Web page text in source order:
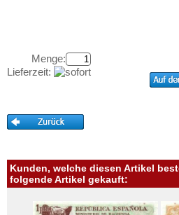
Vanuatu
Kataloge
Aufbewahrung
Ihre Bewertungen
Informationen
Preislisten
Menge:
Lieferzeit:
Kunden, welche diesen Artikel
folgende Artikel gekauft: